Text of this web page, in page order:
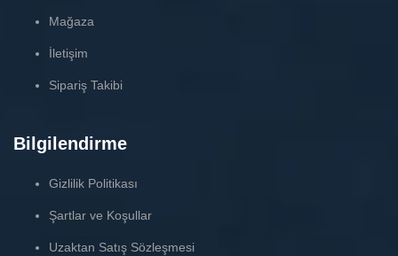
Mağaza
İletişim
Sipariş Takibi
Bilgilendirme
Gizlilik Politikası
Şartlar ve Koşullar
Uzaktan Satış Sözleşmesi